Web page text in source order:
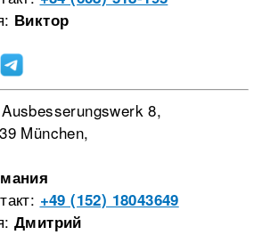
Виктор
8,
München,
+49 (152) 18043649
Дмитрий